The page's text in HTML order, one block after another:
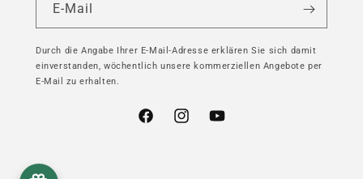
E-Mail
Durch die Angabe Ihrer E-Mail-Adresse erklären Sie sich damit
einverstanden, wöchentlich unsere kommerziellen Angebote per
E-Mail zu erhalten.
FacebookInstagramYouTube